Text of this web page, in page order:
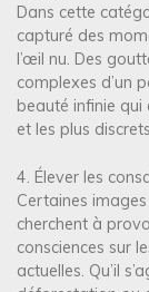
Dans cette
capturé des
l’œil nu. Des
complexes d’un
beauté infinie qui
et les plus
4. Élever les
Certaines
cherchent à
consciences sur
actuelles. Qu’il